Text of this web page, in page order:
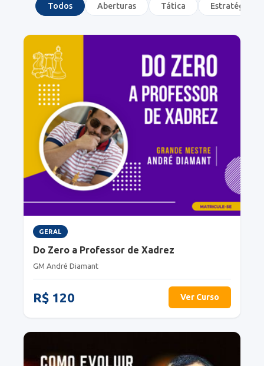
Todos Aberturas Tática Estratégia
GERAL
Do Zero a Professor de Xadrez
GM André Diamant
R$ 120 Ver Curso